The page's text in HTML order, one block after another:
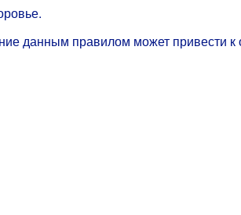
данным правилом может привести